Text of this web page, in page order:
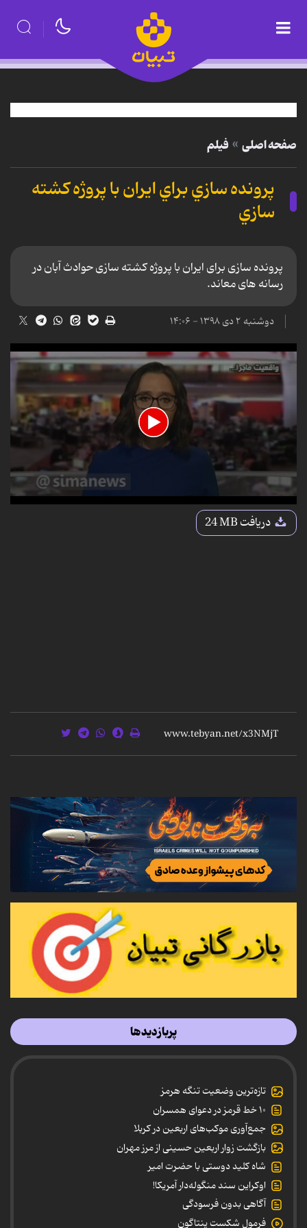
صفحه اصلی فیلم
پرونده سازي براي ايران با پروژه کشته
سازي
پرونده سازی برای ایران با پروژه کشته سازی حوادث آبان در
رسانه های معاند.
دوشنبه ۲ دی ۱۳۹۸ - ۱۴:۰۶
0
دریافت24 MB
پربازدیدها
تازه‌ترین وضعیت تنگه هرمز
۱۰ خط قرمز در دعوای همسران
جمع‌آوری موکب‌های اربعین در کربلا
بازگشت زوار اربعین حسینی از مرز مهران
شاه کلید دوستی با حضرت امیر
اوکراین سند منگوله‌دار آمریکا!
آگاهی بدون فرسودگی
فرمول شکست پنتاگون